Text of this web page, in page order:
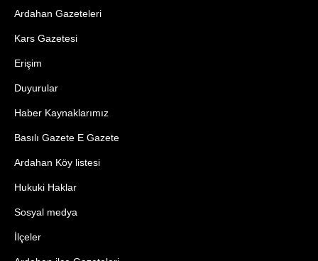
Ardahan Gazeteleri
Kars Gazetesi
Erişim
Duyurular
Haber Kaynaklarımız
Basılı Gazete E Gazete
Ardahan Köy listesi
Hukuki Haklar
Sosyal medya
İlçeler